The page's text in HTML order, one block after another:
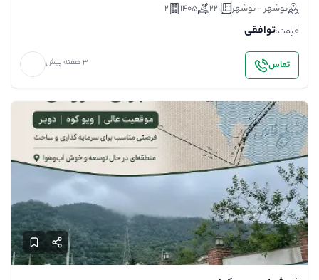
نوشهر - نوشهر 221
1405
2
قیمت:توافقی
تماس 3 هفته پیش